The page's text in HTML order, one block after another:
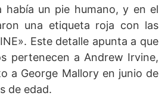
había un pie humano, y en el
una etiqueta roja con las
Este detalle apunta a que
pertenecen a Andrew Irvine,
a George Mallory en junio de
de edad.